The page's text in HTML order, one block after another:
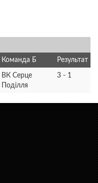
Команда Б Результат
ВК Серце
Поділля
3 - 1